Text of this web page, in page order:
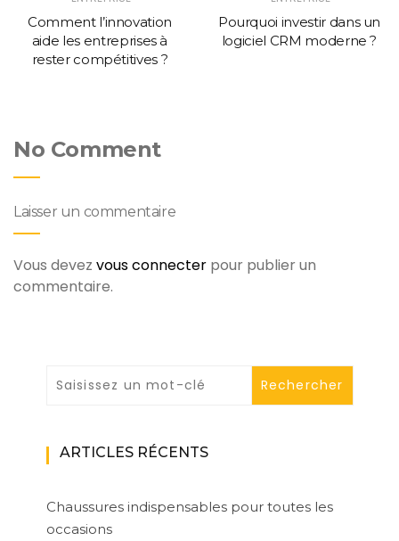
Comment l’innovation
aide les entreprises à
rester compétitives ?
Pourquoi investir dans un
logiciel CRM moderne ?
No Comment
Laisser un commentaire
Vous devez vous connecter pour publier un
commentaire.
ARTICLES RÉCENTS
Chaussures indispensables pour toutes les
occasions